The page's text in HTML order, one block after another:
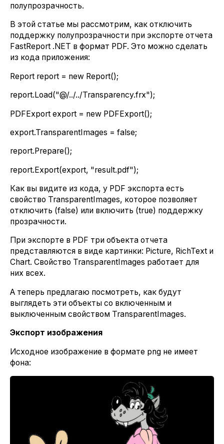
полупрозрачность.
В этой статье мы рассмотрим, как отключить
поддержку полупрозрачности при экспорте отчета
FastReport .NET в формат PDF. Это можно сделать
из кода приложения:
Report report = new Report();
report.Load("@/../../Transparency.frx");
PDFExport export = new PDFExport();
export.TransparentImages = false;
report.Prepare();
report.Export(export, "result.pdf");
Как вы видите из кода, у PDF экспорта есть
свойство TransparentImages, которое позволяет
отключить (false) или включить (true) поддержку
прозрачности.
При экспорте в PDF три объекта отчета
представляются в виде картинки: Picture, RichText и
Chart. Свойство TransparentImages работает для
них всех.
А теперь предлагаю посмотреть, как будут
выглядеть эти объекты со включенным и
выключенным свойством TransparentImages.
Экспорт изображения
Исходное изображение в формате png не имеет
фона: